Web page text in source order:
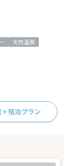
天然温泉
宿泊プラン